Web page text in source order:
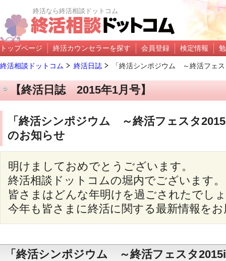
終活なら終活相談ドットコム
トップページ 終活カウンセラーを探す 会員登録 検定情報
終活相談ドットコム 終活日誌 「終活シンポジウム ～終活フェ
【終活日誌 2015年1月号】
「終活シンポジウム ～終活フェスタ
のお知らせ
明けましておめでとうございます。
終活相談ドットコムの堀内でございます。
皆さまはどんな年明けを過ごされたでし
今年も皆さまに終活に関する最新情報を
「終活シンポジウム ～終活フェスタ